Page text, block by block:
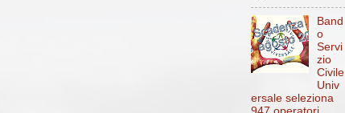
Band
o
Servi
zio
Civile
Univ
ersale seleziona